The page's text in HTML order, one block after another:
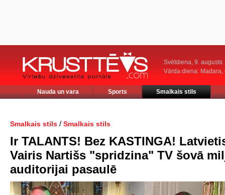
Svētdiena, 9. augusts
Vārda diena: Madara,
Nauda un vara Sports Smalkais stils
Smalkais stils / Smalkais stils
Ir TALANTS! Bez KASTINGA!
Vairis Nartišs "spridzina" TV šovā
auditorijai pasaulē